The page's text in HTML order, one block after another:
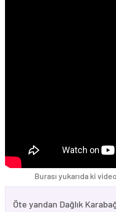
Burası yukarıda ki
Öte yandan Dağlık